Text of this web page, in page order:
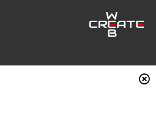
Joomla 6 ready!